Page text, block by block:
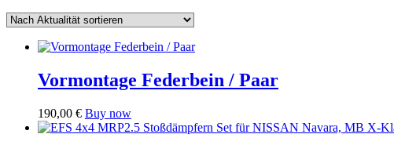
Vormontage Federbein / Paar
190,00 € Buy now